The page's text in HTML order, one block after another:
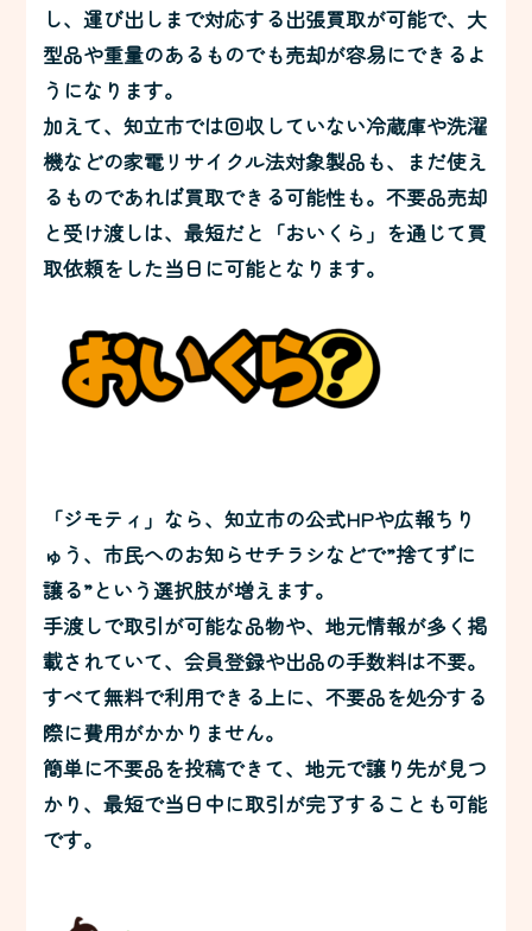
し、運び出しまで対応する出張買取が可能で、大
型品や重量のあるものでも売却が容易にできるよ
うになります。
加えて、知立市では回収していない冷蔵庫や洗濯
機などの家電リサイクル法対象製品も、まだ使え
るものであれば買取できる可能性も。不要品売却
と受け渡しは、最短だと「おいくら」を通じて買
取依頼をした当日に可能となります。
「ジモティ」なら、知立市の公式HPや広報ちり
ゅう、市民へのお知らせチラシなどで”捨てずに
譲る”という選択肢が増えます。
手渡しで取引が可能な品物や、地元情報が多く掲
載されていて、会員登録や出品の手数料は不要。
すべて無料で利用できる上に、不要品を処分する
際に費用がかかりません。
簡単に不要品を投稿できて、地元で譲り先が見つ
かり、最短で当日中に取引が完了することも可能
です。